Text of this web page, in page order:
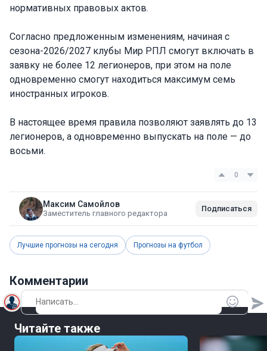
нормативных правовых актов.
Согласно предложенным изменениям, начиная с
сезона-2026/2027 клубы Мир РПЛ смогут включать в
заявку не более 12 легионеров, при этом на поле
одновременно смогут находиться максимум семь
иностранных игроков.
В настоящее время правила позволяют заявлять до 13
легионеров, а одновременно выпускать на поле — до
восьми.
0
Максим Самойлов
Заместитель главного редактора
Подписаться
Лучшие прогнозы на сегодня Прогнозы на футбол
Комментарии
Читайте также